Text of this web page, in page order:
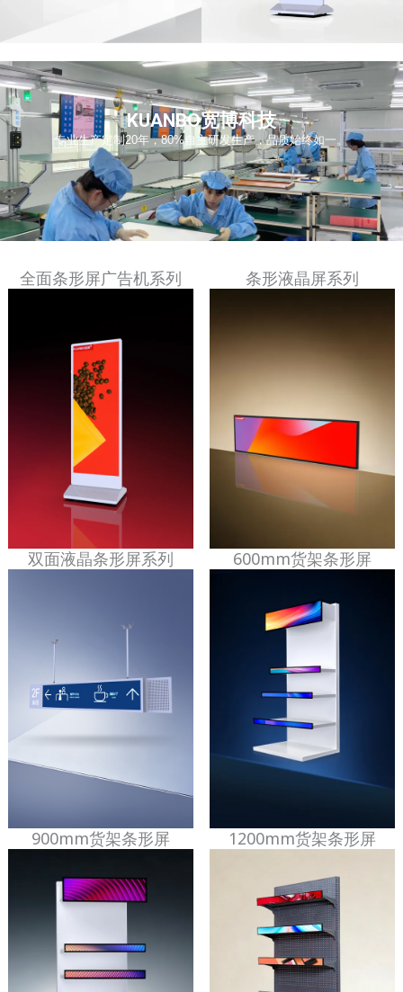
KUANBO宽博科技
专业生产定制20年，80%自主研发生产，品质始终如一。
全面条形屏广告机系列 条形液晶屏系列
双面液晶条形屏系列 600mm货架条形屏
900mm货架条形屏 1200mm货架条形屏